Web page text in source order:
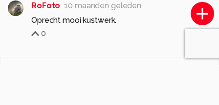
RoFoto 10 maanden geleden
Oprecht mooi kustwerk.
0